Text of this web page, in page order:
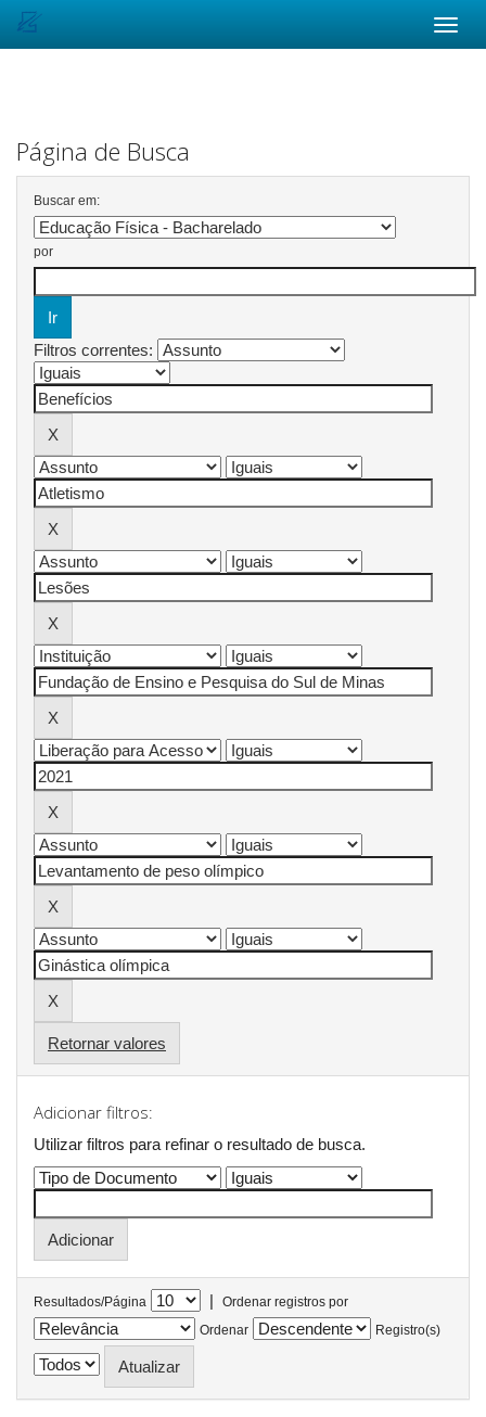
Página de Busca
Buscar em:
por
Filtros correntes:
Retornar valores
Adicionar filtros:
Utilizar filtros para refinar o resultado de busca.
Resultados/Página |
Ordenar registros por
Ordenar
Registro(s)